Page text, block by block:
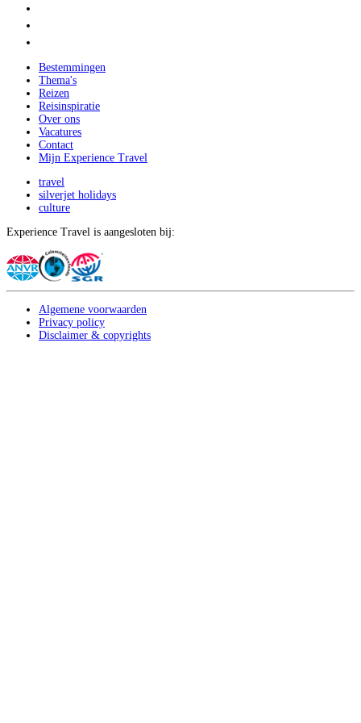
Bestemmingen
Thema's
Reizen
Reisinspiratie
Over ons
Vacatures
Contact
Mijn Experience Travel
travel
silverjet holidays
culture
Experience Travel is aangesloten bij:
Algemene voorwaarden
Privacy policy
Disclaimer & copyrights